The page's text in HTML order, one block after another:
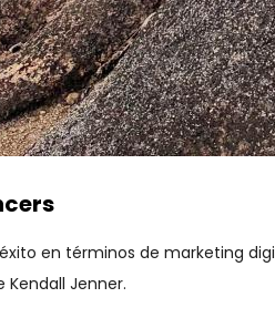
en términos de marketing
Jenner.